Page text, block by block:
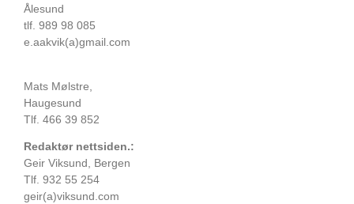
Ålesund
tlf. 989 98 085
e.aakvik(a)gmail.com
Mats Mølstre,
Haugesund
Tlf. 466 39 852
Redaktør nettsiden.:
Geir Viksund, Bergen
Tlf. 932 55 254
geir(a)viksund.com